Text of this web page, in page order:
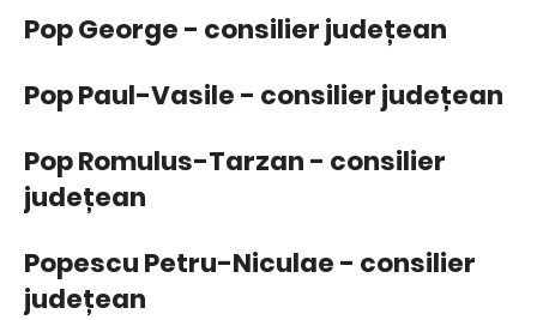
Pop George - consilier județean
Pop Paul-Vasile - consilier județean
Pop Romulus-Tarzan - consilier
județean
Popescu Petru-Niculae - consilier
județean